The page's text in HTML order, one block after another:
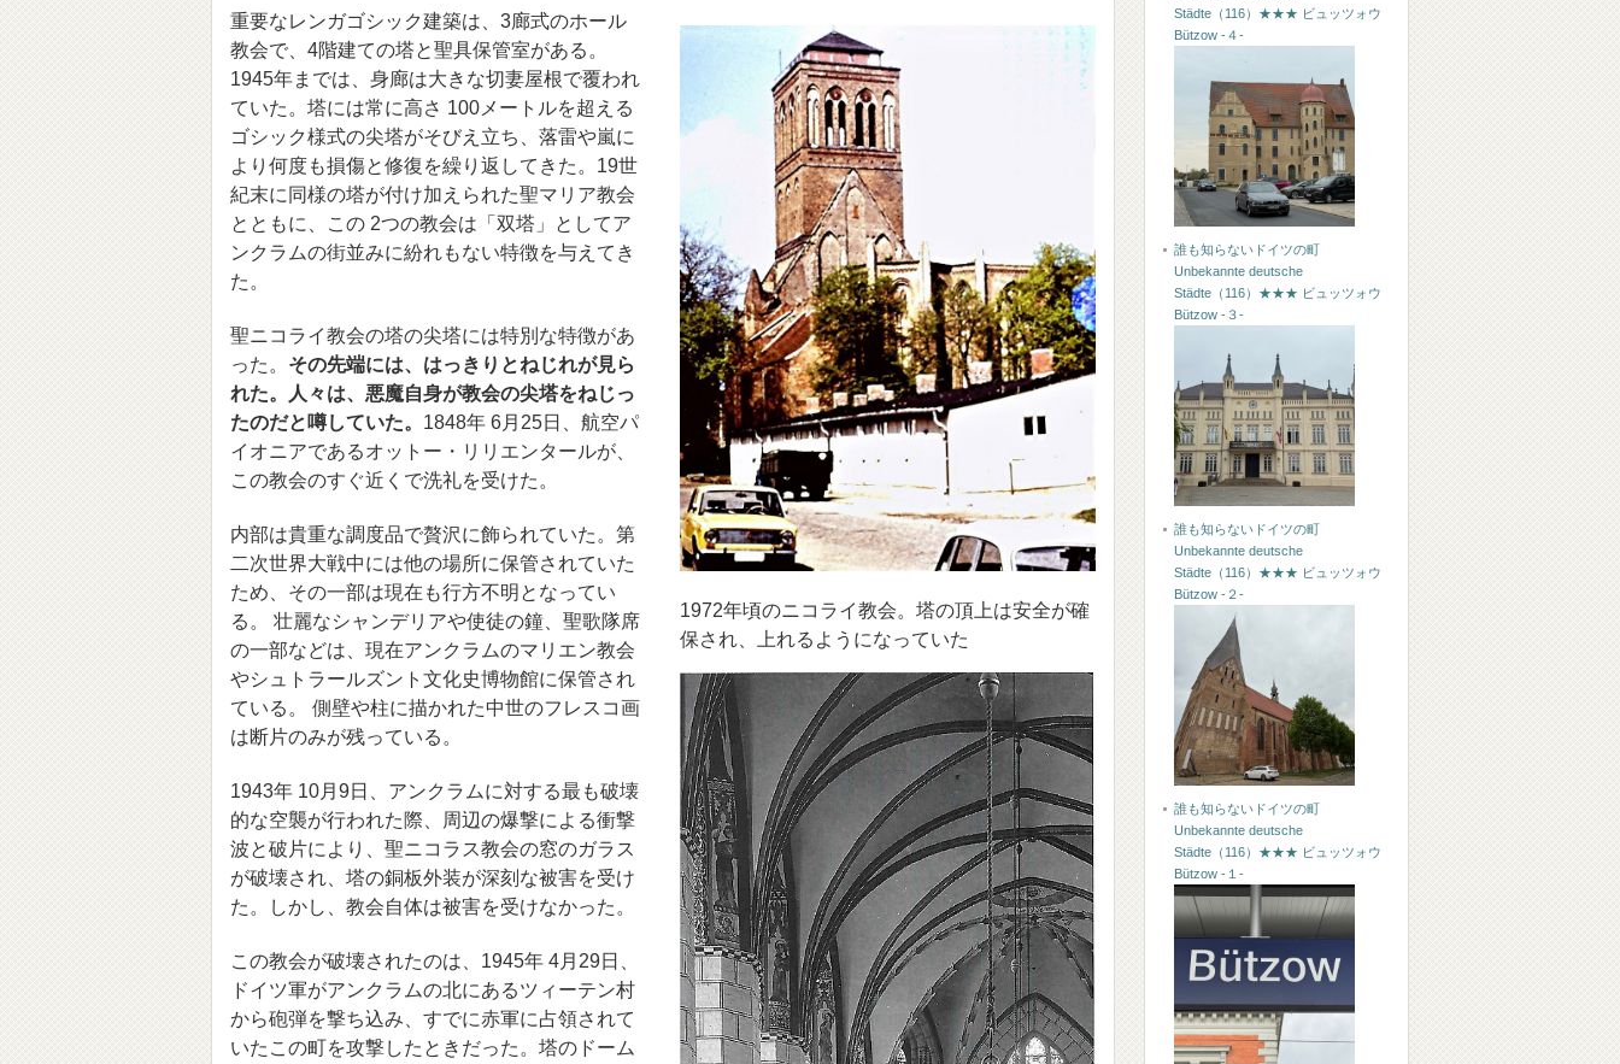
重要なレンガゴシック建築は、3廊式のホール
教会で、4階建ての塔と聖具保管室がある。
1945年までは、身廊は大きな切妻屋根で覆われ
ていた。塔には常に高さ 100メートルを超える
ゴシック様式の尖塔がそびえ立ち、落雷や嵐に
より何度も損傷と修復を繰り返してきた。19世
紀末に同様の塔が付け加えられた聖マリア教会
とともに、この 2つの教会は「双塔」としてア
ンクラムの街並みに紛れもない特徴を与えてき
た。
聖ニコライ教会の塔の尖塔には特別な特徴があ
った。 その先端には、はっきりとねじれが見ら
れた。人々は、悪魔自身が教会の尖塔をねじっ
たのだと噂していた。 1848年 6月25日、航空パ
イオニアであるオットー・リリエンタールが、
この教会のすぐ近くで洗礼を受けた。
内部は貴重な調度品で贅沢に飾られていた。第
二次世界大戦中には他の場所に保管されていた
ため、その一部は現在も行方不明となってい
る。 壮麗なシャンデリアや使徒の鐘、聖歌隊席
の一部などは、現在アンクラムのマリエン教会
やシュトラールズント文化史博物館に保管され
ている。 側壁や柱に描かれた中世のフレスコ画
は断片のみが残っている。
1943年 10月9日、アンクラムに対する最も破壊
的な空襲が行われた際、周辺の爆撃による衝撃
波と破片により、聖ニコラス教会の窓のガラス
が破壊され、塔の銅板外装が深刻な被害を受け
た。しかし、教会自体は被害を受けなかった。
この教会が破壊されたのは、1945年 4月29日、
ドイツ軍がアンクラムの北にあるツィーテン村
から砲弾を撃ち込み、すでに赤軍に占領されて
いたこの町を攻撃したときだった。塔のドーム
1972年頃のニコライ教会。塔の頂上は安全が確
保され、上れるようになっていた
Städte（116）★★★ ビュッツォウ
Bützow -４-
誰も知らないドイツの町
Unbekannte deutsche
Städte（116）★★★ ビュッツォウ
Bützow -３-
誰も知らないドイツの町
Unbekannte deutsche
Städte（116）★★★ ビュッツォウ
Bützow -２-
誰も知らないドイツの町
Unbekannte deutsche
Städte（116）★★★ ビュッツォウ
Bützow -１-